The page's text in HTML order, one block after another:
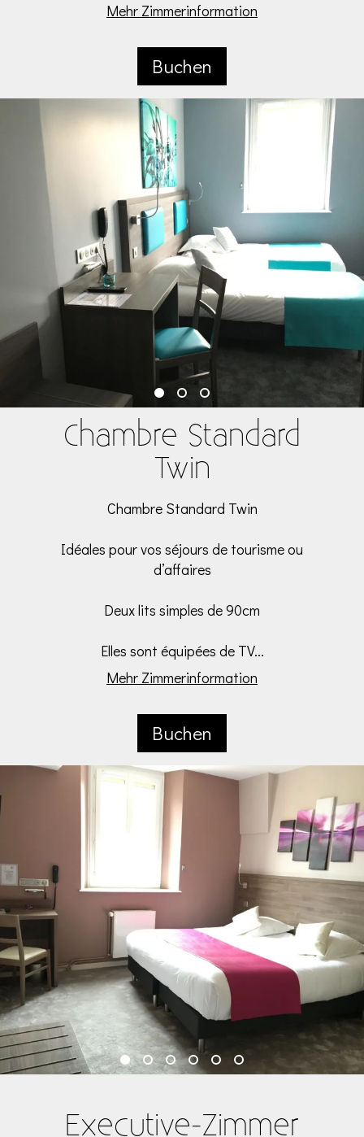
Mehr Zimmerinformation
Buchen
Chambre Standard
Twin
Chambre Standard Twin
Idéales pour vos séjours de tourisme ou
d’affaires
Deux lits simples de 90cm
Elles sont équipées de TV...
Mehr Zimmerinformation
Buchen
Executive-Zimmer